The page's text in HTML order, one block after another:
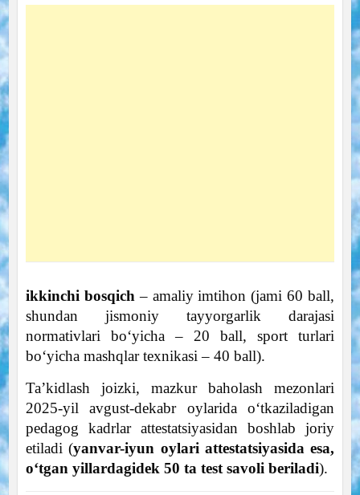
ikkinchi bosqich– amaliy imtihon (jami 60 ball,
shundan jismoniy tayyorgarlik darajasi
normativlari boʻyicha – 20 ball, sport turlari
boʻyicha mashqlar texnikasi – 40 ball).
Taʼkidlash joizki, mazkur baholash mezonlari
2025-yil avgust-dekabr oylarida oʻtkaziladigan
pedagog kadrlar attestatsiyasidan boshlab joriy
etiladi (yanvar-iyun oylari attestatsiyasida esa,
oʻtgan yillardagidek 50 ta test savoli beriladi).